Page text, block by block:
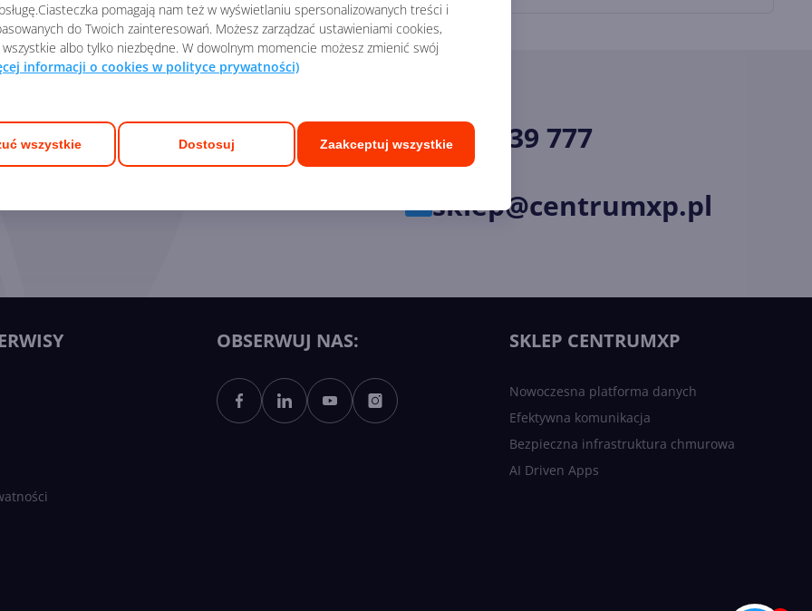
pomagają nam też w wyświetlaniu spersonalizowanych treści i
do Twoich zainteresowań. Możesz zarządzać ustawieniami cookies,
albo tylko niezbędne. W dowolnym momencie możesz zmienić swój
informacji o cookies w polityce prywatności)
wszystkie Dostosuj Zaakceptuj wszystkie
Ekspertów
34 33 39 777
sklep@centrumxp.pl
OBSERWUJ NAS: SKLEP CENTRUMXP
Nowoczesna platforma danych
Efektywna komunikacja
Bezpieczna infrastruktura chmurowa
AI Driven Apps